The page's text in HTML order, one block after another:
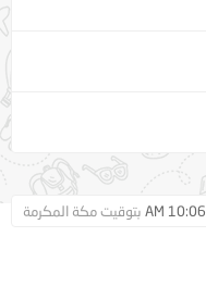
10:06 AM بتوقيت مكة المكرمة